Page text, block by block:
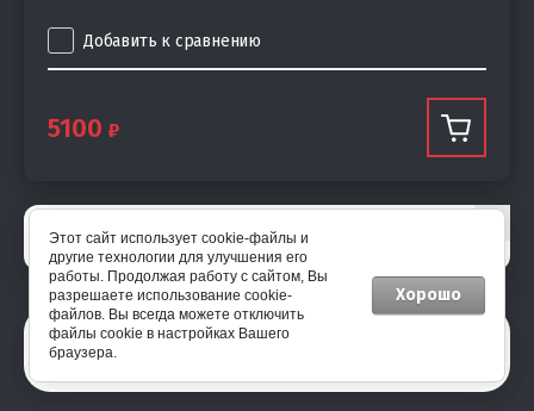
Добавить к сравнению
5100
1 2 3 4 5
Этот сайт использует cookie-файлы и
другие технологии для улучшения его
работы. Продолжая работу с сайтом, Вы
разрешаете использование cookie-
файлов. Вы всегда можете отключить
файлы cookie в настройках Вашего
браузера.
Хорошо